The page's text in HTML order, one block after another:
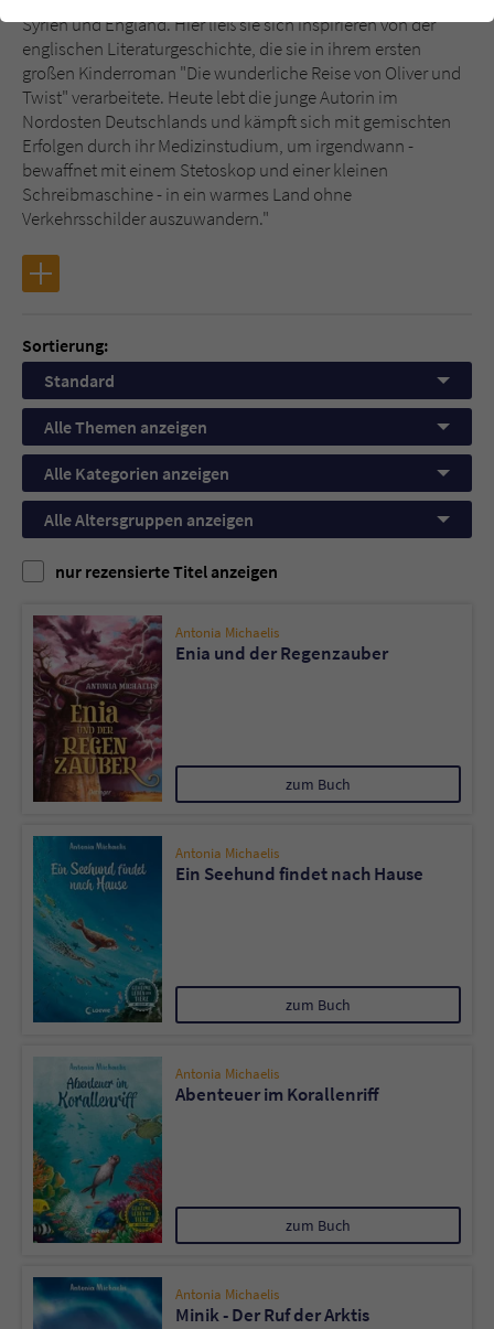
Syrien und England. Hier ließ sie sich inspirieren von der
englischen Literaturgeschichte, die sie in ihrem ersten
großen Kinderroman "Die wunderliche Reise von Oliver und
Twist" verarbeitete. Heute lebt die junge Autorin im
Nordosten Deutschlands und kämpft sich mit gemischten
Erfolgen durch ihr Medizinstudium, um irgendwann -
bewaffnet mit einem Stetoskop und einer kleinen
Schreibmaschine - in ein warmes Land ohne
Verkehrsschilder auszuwandern."
Sortierung:
Standard
Alle Themen anzeigen
Alle Kategorien anzeigen
Alle Altersgruppen anzeigen
nur rezensierte Titel anzeigen
Antonia Michaelis
Enia und der Regenzauber
zum Buch
Antonia Michaelis
Ein Seehund findet nach Hause
zum Buch
Antonia Michaelis
Abenteuer im Korallenriff
zum Buch
Antonia Michaelis
Minik - Der Ruf der Arktis
Name cookie_optin
Anbieter Literatur-Couch Medien GmbH & Co. KG
Laufzeit 1 Jahr
Zweck
Wird benutzt, um Ihre Einstellungen für zur
Verwendung von Cookies auf dieser Website
Anbieter
Laufzeit 1 Jahr
Zweck Cookie für die Bewertung einzelner Buchtitel
Laufzeit 1 Jahr
Zweck Cookie für Kommentare einzelner Buchtitel
Name fe_typo_user
Laufzeit Session
Zweck
Benutzer. Es wird benötigt um z. B. den
Sicherheitscode des Kontaktformulars zu
überprüfen.
Cookie-Informationen
Externe Inhalte
Wir verwenden auf unserer Website externe Inhalte, um Ihnen
zusätzliche Informationen anzubieten. Mit dem Laden der externen
Inhalte akzeptieren Sie die Datenschutzerklärung von YouTube
(https://policies.google.com/privacy?hl=de).